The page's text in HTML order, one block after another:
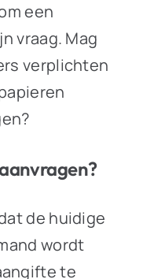
een
vraag. Mag
verplichten
de huidige
wordt
te